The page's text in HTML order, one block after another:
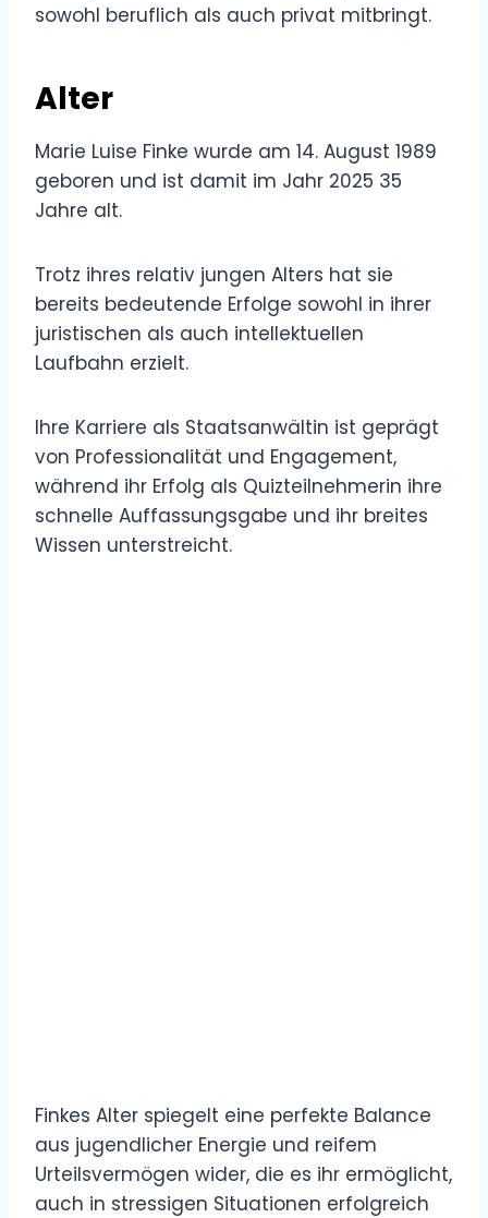
sowohl beruflich als auch privat mitbringt.
Alter
Marie Luise Finke wurde am 14. August 1989
geboren und ist damit im Jahr 2025 35
Jahre alt.
Trotz ihres relativ jungen Alters hat sie
bereits bedeutende Erfolge sowohl in ihrer
juristischen als auch intellektuellen
Laufbahn erzielt.
Ihre Karriere als Staatsanwältin ist geprägt
von Professionalität und Engagement,
während ihr Erfolg als Quizteilnehmerin ihre
schnelle Auffassungsgabe und ihr breites
Wissen unterstreicht.
Finkes Alter spiegelt eine perfekte Balance
aus jugendlicher Energie und reifem
Urteilsvermögen wider, die es ihr ermöglicht,
auch in stressigen Situationen erfolgreich